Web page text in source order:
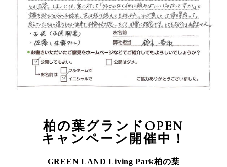
柏の葉グランドOPEN
キャンペーン開催中！
GREEN LAND Living Park柏の葉